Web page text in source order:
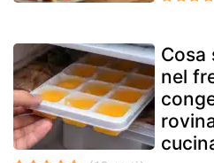
Cosa
nel